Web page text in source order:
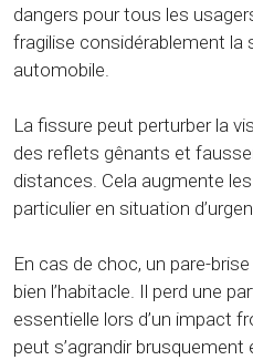
dangers pour tous les
fragilise considérablement la
automobile.
La fissure peut perturber la
des reflets gênants et
distances. Cela augmente
particulier en situation
En cas de choc, un pare-
bien l’habitacle. Il perd une
essentielle lors d’un impact
peut s’agrandir